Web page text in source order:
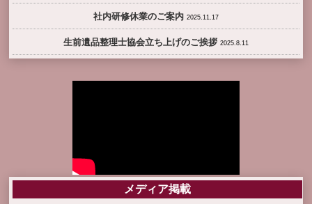
社内研修休業のご案内 2025.11.17
生前遺品整理士協会立ち上げのご挨拶 2025.8.11
メディア掲載